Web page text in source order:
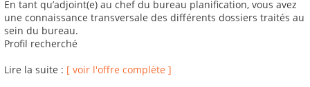
En tant qu’adjoint(e) au chef du bureau planification, vous avez
une connaissance transversale des différents dossiers traités au
sein du bureau.
Profil recherché
Lire la suite : [ voir l'offre complète ]